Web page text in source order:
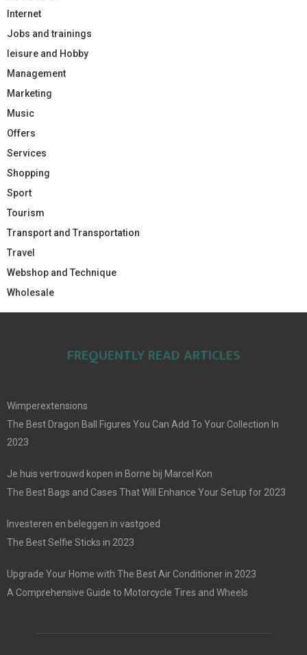
Internet
Jobs and trainings
leisure and Hobby
Management
Marketing
Music
Offers
Services
Shopping
Sport
Tourism
Transport and Transportation
Travel
Webshop and Technique
Wholesale
FREQUENTLY READ ARTICLES
Wimperextensions
The Best Dragon Ball Figures You Can Add To Your Collection In
2023
Je huis vertrouwd kopen in Borne bij Marcel Kon
The Best Bags and Cases That Will Enhance Your Setup for 2023
Investeren en beleggen in vastgoed
The Best Selfie Sticks in 2023
Upgrade Your Home with The Best Air Conditioner in 2023
A Comprehensive Guide to Motorcycle Tires and Wheels